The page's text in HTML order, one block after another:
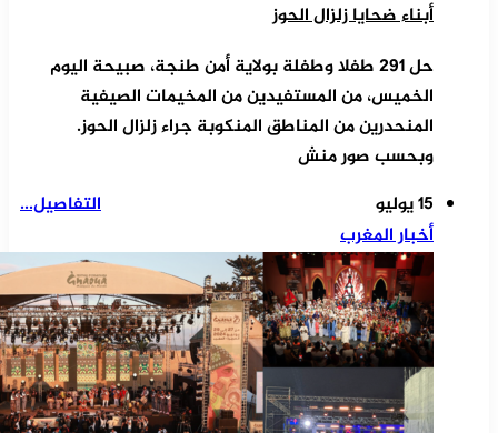
أبناء ضحايا زلزال الحوز
حل 291 طفلا وطفلة بولاية أمن طنجة، صبيحة اليوم
الخميس، من المستفيدين من المخيمات الصيفية
المنحدرين من المناطق المنكوبة جراء زلزال الحوز.
وبحسب صور منش
التفاصيل...
15 يوليو
أخبار المغرب